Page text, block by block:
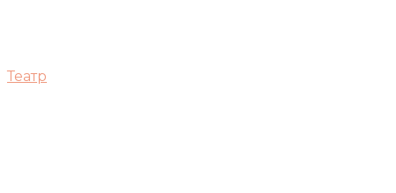
Театр